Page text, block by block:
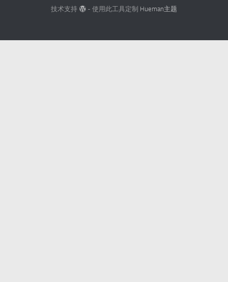
技术支持 - 使用此工具定制 Hueman主题